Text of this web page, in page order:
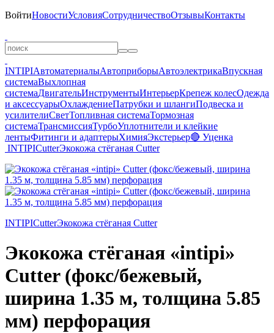
ВойтиНовостиУсловияСотрудничествоОтзывыКонтакты
INTIPIАвтоматериалыАвтоприборыАвтоэлектрикаВпускная
системаВыхлопная
системаДвигательИнструментыИнтерьерКрепеж колесОдежда
и аксессуарыОхлаждениеПатрубки и шлангиПодвеска и
усилителиСветТопливная системаТормозная
системаТрансмиссияТурбоУплотнители и клейкие
лентыФитинги и адаптерыХимияЭкстерьер🔴 Уценка
INTIPICutterЭкокожа стёганая Cutter
INTIPICutterЭкокожа стёганая Cutter
Экокожа стёганая «intipi»
Cutter (фокс/бежевый,
ширина 1.35 м, толщина 5.85
мм) перфорация